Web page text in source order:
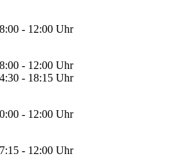
- 12:00 Uhr
- 12:00 Uhr
- 18:15 Uhr
- 12:00 Uhr
- 12:00 Uhr